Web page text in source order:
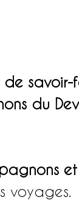
de
du
voyages.